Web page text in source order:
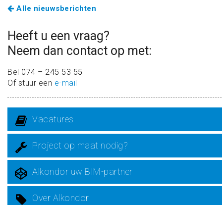
Alle nieuwsberichten
Heeft u een vraag?
Neem dan contact op met:
Bel 074 – 245 53 55
Of stuur een e-mail
Vacatures
Project op maat nodig?
Alkondor uw BIM-partner
Over Alkondor